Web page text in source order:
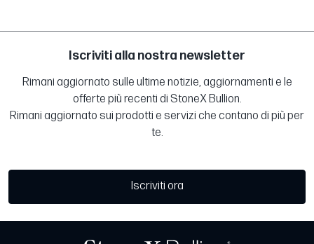
Iscriviti alla nostra newsletter
Rimani aggiornato sulle ultime notizie, aggiornamenti e le
offerte più recenti di StoneX Bullion.
Rimani aggiornato sui prodotti e servizi che contano di più per
te.
Iscriviti ora